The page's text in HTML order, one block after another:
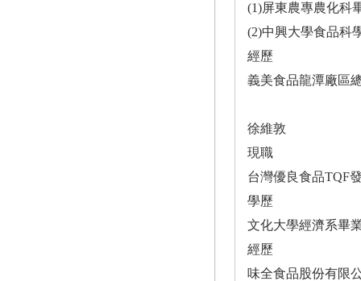
(1)屏東農專農化科
(2)中興大學食品科
經歷
義美食品龍潭廠區
徐維敦
現職
台灣優良食品TQF
學歷
文化大學經濟系畢
經歷
味全食品股份有限